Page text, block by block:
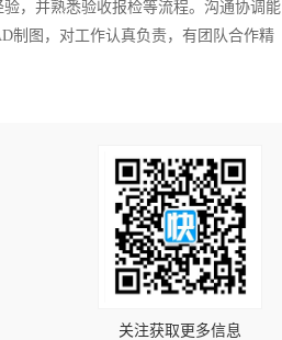
，并熟悉验收报检等流程。沟通协调能
制图，对工作认真负责，有团队合作精
关注获取更多信息